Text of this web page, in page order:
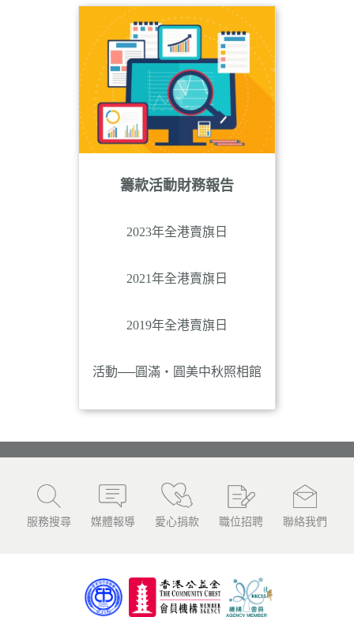
籌款活動財務報告
2023年全港賣旗日
2021年全港賣旗日
2019年全港賣旗日
活動──圓滿‧圓美中秋照相館
服務搜尋 媒體報導 愛心捐款 職位招聘 聯絡我們